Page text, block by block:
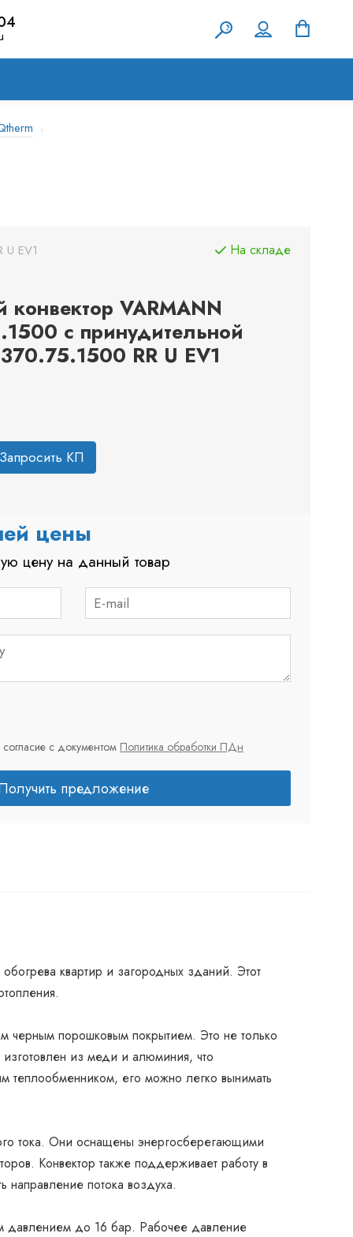
EV1
конвектор VARMANN
с принудительной
RR U EV1
На складе
КП
цены
цену на данный товар
с документом Политика обработки ПДн
предложение
квартир и загородных зданий. Этот
черным порошковым покрытием. Это не только
из меди и алюминия, что
теплообменником, его можно легко вынимать
тока. Они оснащены энергосберегающими
Конвектор также поддерживает работу в
потока воздуха.
давлением до 16 бар. Рабочее давление